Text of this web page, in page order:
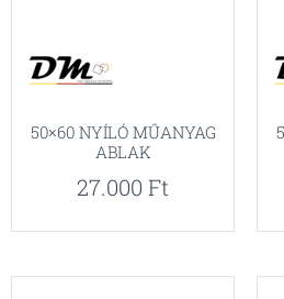
50×60 NYÍLÓ MŰANYAG
ABLAK
27.000 Ft